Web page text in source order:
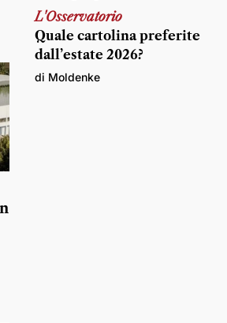
L'Osservatorio
Quale cartolina preferite
dall’estate 2026?
di Moldenke